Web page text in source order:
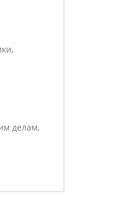
делам,